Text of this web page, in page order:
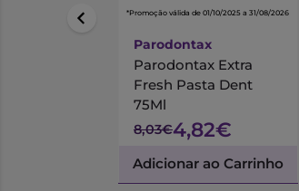
*Promoção válida de 01/10/2025 a 31/08/2026
Parodontax
Parodontax Extra
Fresh Pasta Dent
75Ml
8,03€4,82€
Adicionar ao Carrinho